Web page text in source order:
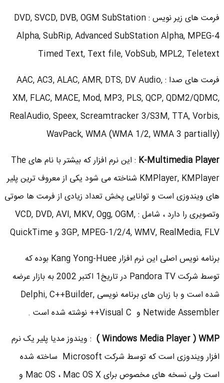
فرمت های زیر نویس : DVD, SVCD, DVB, OGM SubStation
Alpha, SubRip, Advanced SubStation Alpha, MPEG-4
Timed Text, Text file, VobSub, MPL2, Teletext
فرمت های صدا : AAC, AC3, ALAC, AMR, DTS, DV Audio,
XM, FLAC, MACE, Mod, MP3, PLS, QCP, QDM2/QDMC,
RealAudio, Speex, Screamtracker 3/S3M, TTA, Vorbis,
WavPack, WMA (WMA 1/2, WMA 3 partially)
K-Multimedia Player
: این نرم افزار که بیشتر با نام های The
KMPlayer, KMPlayer شناخته می شود یکی از معروف ترین پلیر
های ویندوزی است و توانایی پخش تعداد زیادی از فرمت ها صوتی
وتصویری را دارد ، شامل : VCD, DVD, AVI, MKV, Ogg, OGM,
3GP, MPEG-1/2/4, WMV, RealMedia, FLV و QuickTime
برنامه نویس اصلی این نرم افزار Kang Yong-Huee بوده که
توسط شرکت Pandora TV در تاریخ1 اکتبر 2002 به بازار عرضه
شده است و با زبان های برنامه نویسی Delphi, C++Builder,
Netwide Assembler و Visual C++ نوشته شده است .
Windows Media Player ) WMP ) : ویندوز مدیا پلیر یک نرم
افزار ویندوزی است که توسط شرکت Microsoft ساخته شده
است ولی نسخه های مخصوص برای Mac OS ، Mac OS X و